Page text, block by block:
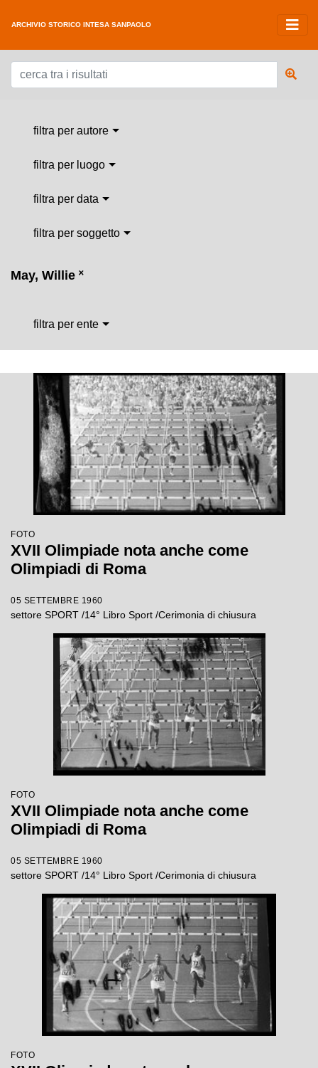
ARCHIVIO STORICO INTESA SANPAOLO
filtra per autore
filtra per luogo
filtra per data
filtra per soggetto
May, Willie ˟
filtra per ente
FOTO
XVII Olimpiade nota anche come
Olimpiadi di Roma
05 SETTEMBRE 1960
settore SPORT /14° Libro Sport /Cerimonia di chiusura
FOTO
XVII Olimpiade nota anche come
Olimpiadi di Roma
05 SETTEMBRE 1960
settore SPORT /14° Libro Sport /Cerimonia di chiusura
FOTO